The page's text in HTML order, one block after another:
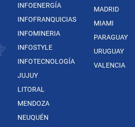
INFOENERGÍA
INFOFRANQUICIAS
INFOMINERIA
INFOSTYLE
INFOTECNOLOGÍA
JUJUY
LITORAL
MENDOZA
NEUQUÉN
MADRID
MIAMI
PARAGUAY
URUGUAY
VALENCIA